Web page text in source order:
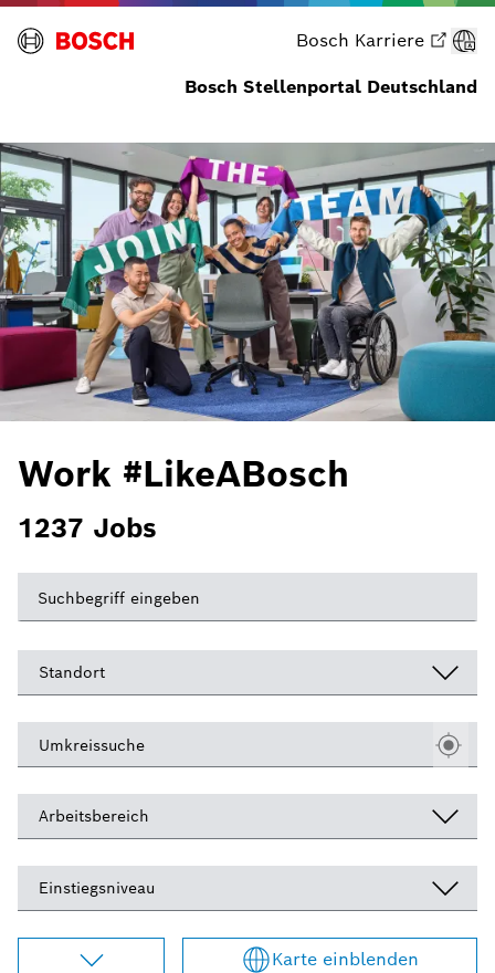
Bosch Karriere
Bosch Stellenportal Deutschland
Work #LikeABosch
1237 Jobs
Jobs filtern
Suchbegriff eingeben
Standort
Umkreissuche
Arbeitsbereich
Einstiegsniveau
Karte einblenden